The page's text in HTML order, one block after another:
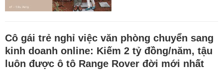
Cô gái trẻ nghỉ việc văn phòng chuyển sang
kinh doanh online: Kiếm 2 tỷ đồng/năm, tậu
luôn được ô tô Range Rover đời mới nhất